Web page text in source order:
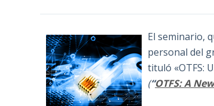
El seminario,
personal del
tituló «OTFS:
(“OTFS: A